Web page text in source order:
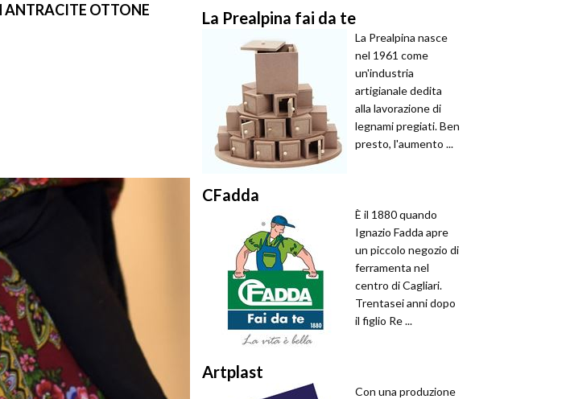
OTTONE
La Prealpina fai da te
La Prealpina nasce
nel 1961 come
un'industria
artigianale dedita
alla lavorazione di
legnami pregiati. Ben
presto, l'aumento ...
CFadda
È il 1880 quando
Ignazio Fadda apre
un piccolo negozio di
ferramenta nel
centro di Cagliari.
Trentasei anni dopo
il figlio Re ...
Artplast
Con una produzione